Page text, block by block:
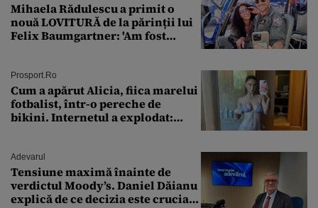
Mihaela Rădulescu a primit o
nouă LOVITURĂ de la părinții lui
Felix Baumgartner: 'Am fost
Prosport.ro
Cum a apărut Alicia, fiica marelui
fotbalist, într-o pereche de
bikini. Internetul a explodat:
Adevarul
Tensiune maximă înainte de
verdictul Moody’s. Daniel Dăianu
explică de ce decizia este crucială